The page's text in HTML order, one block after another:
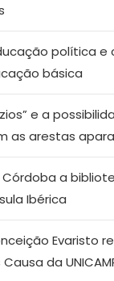
política e
básica
e a
as arestas
a
Ibérica
Evaristo
da